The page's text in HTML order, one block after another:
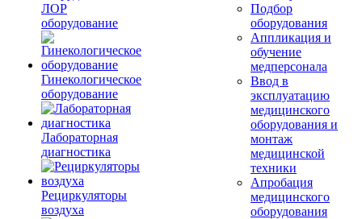
ЛОР
оборудование
Гинекологическое
оборудование
Лабораторная
диагностика
Рециркуляторы
воздуха
Подбор
оборудования
Аппликация и
обучение
медперсонала
Ввод в
эксплуатацию
медицинского
оборудования и
монтаж
медицинской
техники
Апробация
медицинского
оборудования